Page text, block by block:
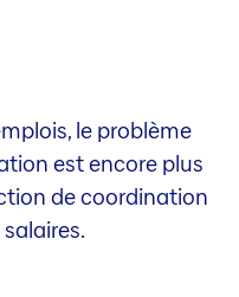
le problème
est encore plus
de coordination